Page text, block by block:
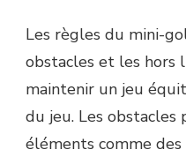
Les règles du mini-
obstacles et les hors
maintenir un jeu
du jeu. Les obstacles
éléments comme